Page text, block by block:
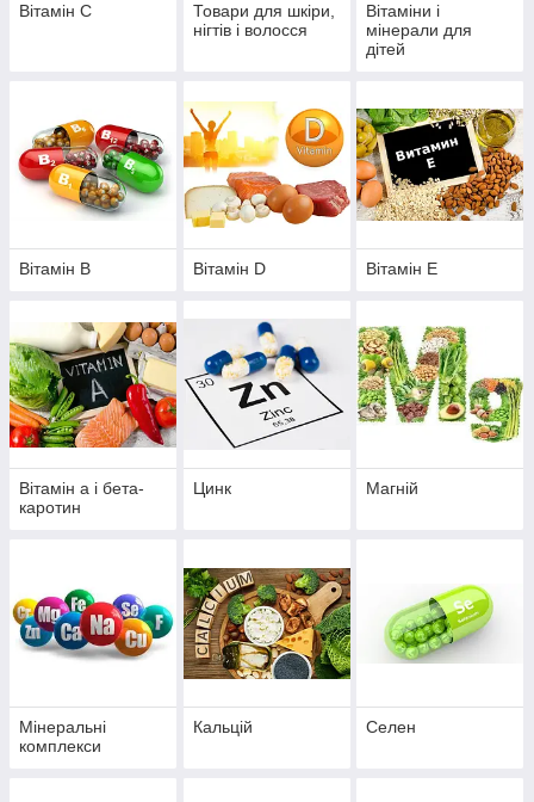
Вітамін C
Товари для шкіри,
нігтів і волосся
Вітаміни і
мінерали для
дітей
Вітамін B Вітамін D Вітамін E
Вітамін а і бета-
каротин
Цинк Магній
Мінеральні
комплекси
Кальцій Селен